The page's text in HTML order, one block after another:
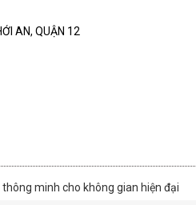
AN, QUẬN 12
minh cho không gian hiện đại